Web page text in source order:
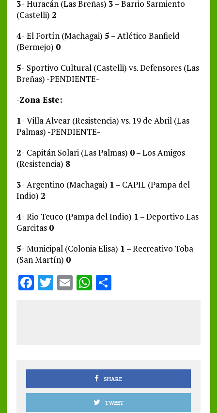
3- Huracán (Las Breñas) 3 – Barrio Sarmiento
(Castelli) 2
4- El Fortín (Machagai) 5 – Atlético Banfield
(Bermejo) 0
5- Sportivo Cultural (Castelli) vs. Defensores (Las
Breñas) -PENDIENTE-
-Zona Este:
1- Villa Alvear (Resistencia) vs. 19 de Abril (Las
Palmas) -PENDIENTE-
2- Capitán Solari (Las Palmas) 0– Los Amigos
(Resistencia) 8
3- Argentino (Machagai) 1 – CAPIL (Pampa del
Indio) 2
4- Rio Teuco (Pampa del Indio) 1 – Deportivo Las
Garcitas 0
5- Municipal (Colonia Elisa) 1 – Recreativo Toba
(San Martín) 0
F
k
T E W
p
S
SHARE
TWEET